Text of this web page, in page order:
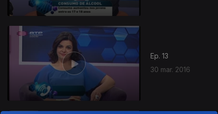
Ep. 13
30 mar. 2016